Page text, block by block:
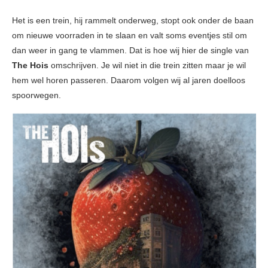
Het is een trein, hij rammelt onderweg, stopt ook onder de baan
om nieuwe voorraden in te slaan en valt soms eventjes stil om
dan weer in gang te vlammen. Dat is hoe wij hier de single van
The Hois omschrijven. Je wil niet in die trein zitten maar je wil
hem wel horen passeren. Daarom volgen wij al jaren doelloos
spoorwegen.